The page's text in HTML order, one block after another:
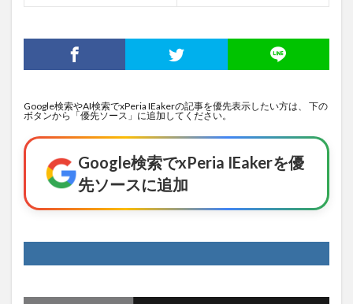
Google検索やAI検索でxPeria IEakerの記事を優先表示したい方は、 下の
ボタンから「優先ソース」に追加してください。
Google検索でxPeria IEakerを優
先ソースに追加